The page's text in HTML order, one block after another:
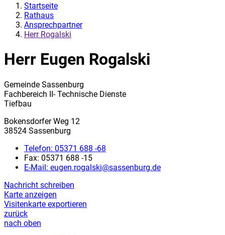
Startseite
Rathaus
Ansprechpartner
Herr Rogalski
Herr Eugen Rogalski
Gemeinde Sassenburg
Fachbereich II- Technische Dienste
Tiefbau
Bokensdorfer Weg 12
38524 Sassenburg
Telefon: 05371 688 -68
Fax: 05371 688 -15
E-Mail: eugen.rogalski@sassenburg.de
Nachricht schreiben
Karte anzeigen
Visitenkarte exportieren
zurück
nach oben